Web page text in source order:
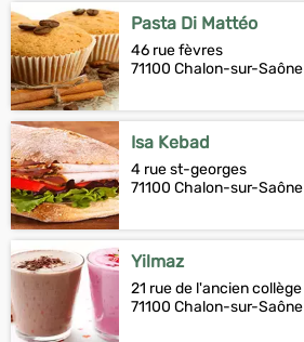
Pasta Di Mattéo
46 rue fèvres
71100 Chalon-sur-Saône
Isa Kebad
4 rue st-georges
71100 Chalon-sur-Saône
Yilmaz
21 rue de l'ancien collège
71100 Chalon-sur-Saône